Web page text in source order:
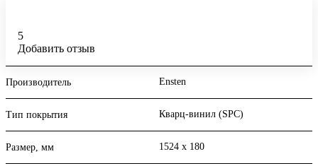
5
Добавить отзыв
Производитель Ensten
Тип покрытия Кварц-винил (SPC)
Размер, мм 1524 х 180